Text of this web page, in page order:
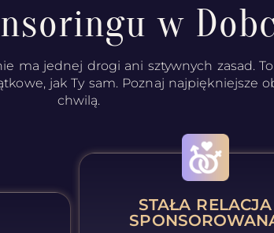
w
ma jednej drogi ani sztywnych zasad.
jak Ty sam. Poznaj najpiękniejsze
chwilą.
STAŁA RELACJA